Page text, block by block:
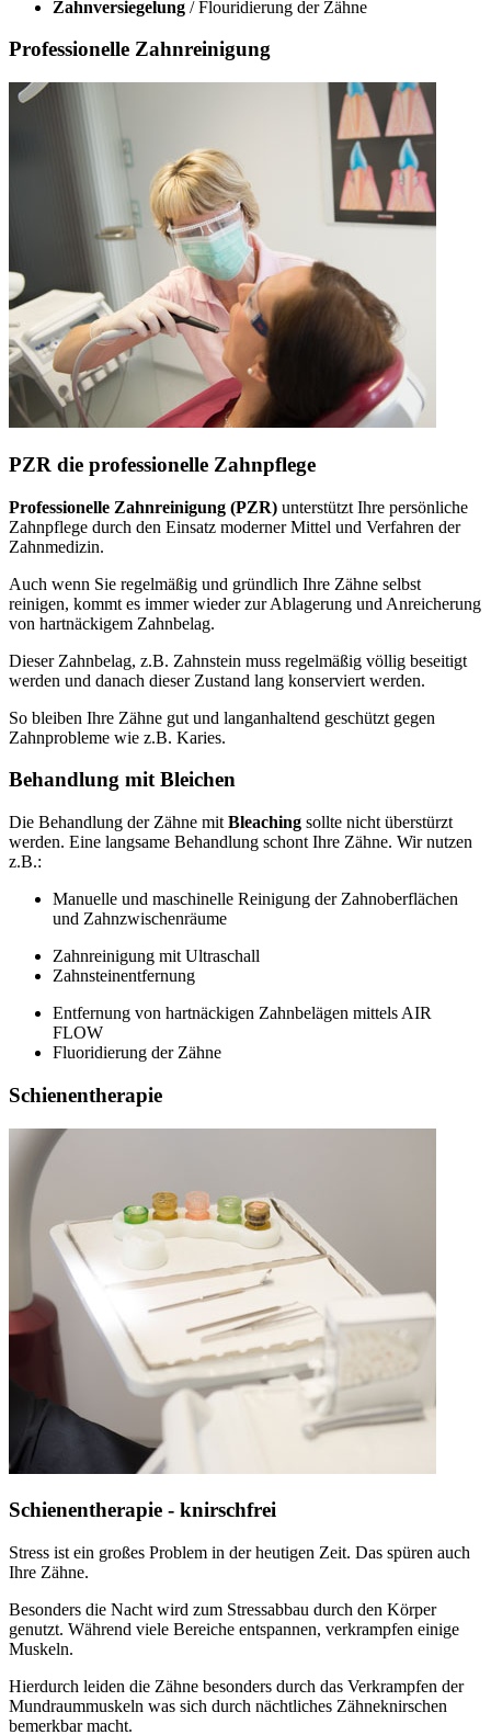
Zahnversiegelung / Flouridierung der Zähne
Professionelle Zahnreinigung
PZR die professionelle Zahnpflege
Professionelle Zahnreinigung (PZR) unterstützt Ihre persönliche
Zahnpflege durch den Einsatz moderner Mittel und Verfahren der
Zahnmedizin.
Auch wenn Sie regelmäßig und gründlich Ihre Zähne selbst
reinigen, kommt es immer wieder zur Ablagerung und Anreicherung
von hartnäckigem Zahnbelag.
Dieser Zahnbelag, z.B. Zahnstein muss regelmäßig völlig beseitigt
werden und danach dieser Zustand lang konserviert werden.
So bleiben Ihre Zähne gut und langanhaltend geschützt gegen
Zahnprobleme wie z.B. Karies.
Behandlung mit Bleichen
Die Behandlung der Zähne mit Bleaching sollte nicht überstürzt
werden. Eine langsame Behandlung schont Ihre Zähne. Wir nutzen
z.B.:
Manuelle und maschinelle Reinigung der Zahnoberflächen
und Zahnzwischenräume
Zahnreinigung mit Ultraschall
Zahnsteinentfernung
Entfernung von hartnäckigen Zahnbelägen mittels AIR
FLOW
Fluoridierung der Zähne
Schienentherapie
Schienentherapie - knirschfrei
Stress ist ein großes Problem in der heutigen Zeit. Das spüren auch
Ihre Zähne.
Besonders die Nacht wird zum Stressabbau durch den Körper
genutzt. Während viele Bereiche entspannen, verkrampfen einige
Muskeln.
Hierdurch leiden die Zähne besonders durch das Verkrampfen der
Mundraummuskeln was sich durch nächtliches Zähneknirschen
bemerkbar macht.